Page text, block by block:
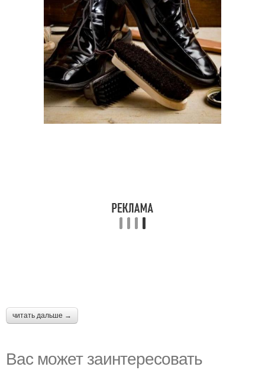
читать дальше →
Вас может заинтересовать